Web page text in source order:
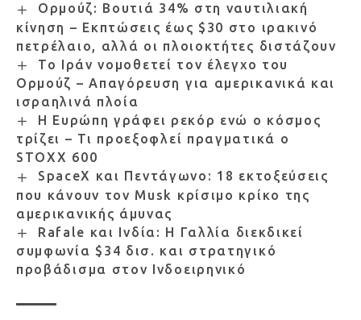
Ορμούζ: Βουτιά 34% στη ναυτιλιακή
κίνηση – Εκπτώσεις έως $30 στο ιρακινό
πετρέλαιο, αλλά οι πλοιοκτήτες διστάζουν
Το Ιράν νομοθετεί τον έλεγχο του
Ορμούζ – Απαγόρευση για αμερικανικά και
ισραηλινά πλοία
Η Ευρώπη γράφει ρεκόρ ενώ ο κόσμος
τρίζει – Τι προεξοφλεί πραγματικά ο
STOXX 600
SpaceX και Πεντάγωνο: 18 εκτοξεύσεις
που κάνουν τον Musk κρίσιμο κρίκο της
αμερικανικής άμυνας
Rafale και Ινδία: Η Γαλλία διεκδικεί
συμφωνία $34 δισ. και στρατηγικό
προβάδισμα στον Ινδοειρηνικό